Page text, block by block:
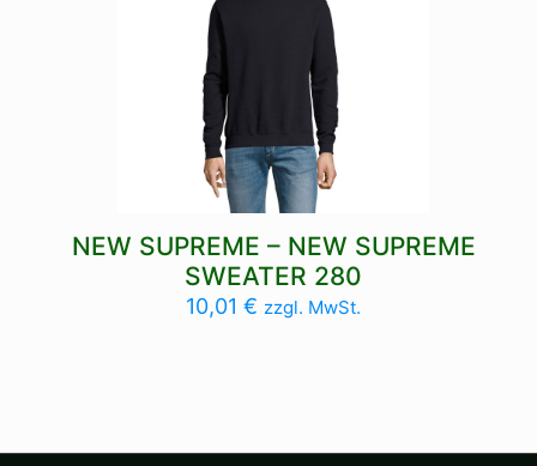
NEW SUPREME – NEW SUPREME
SWEATER 280
10,01€ zzgl. MwSt.